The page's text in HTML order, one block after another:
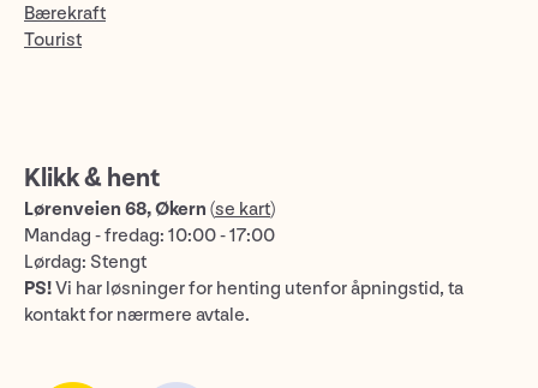
Bærekraft
Tourist
Klikk & hent
Lørenveien 68, Økern (se kart)
Mandag - fredag: 10:00 - 17:00
Lørdag: Stengt
PS!Vi har løsninger for henting utenfor åpningstid, ta
kontakt for nærmere avtale.